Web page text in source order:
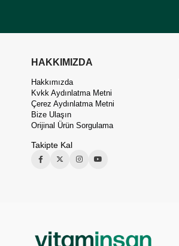
HAKKIMIZDA
Hakkımızda
Kvkk Aydınlatma Metni
Çerez Aydınlatma Metni
Bize Ulaşın
Orijinal Ürün Sorgulama
Takipte Kal